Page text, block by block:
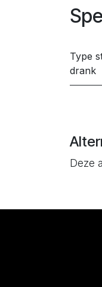
Type
drank
Deze